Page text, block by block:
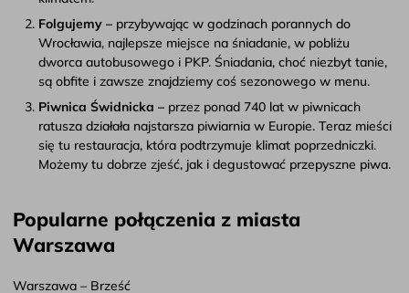
Folgujemy – przybywając w godzinach porannych do
Wrocławia, najlepsze miejsce na śniadanie, w pobliżu
dworca autobusowego i PKP. Śniadania, choć niezbyt tanie,
są obfite i zawsze znajdziemy coś sezonowego w menu.
Piwnica Świdnicka – przez ponad 740 lat w piwnicach
ratusza działała najstarsza piwiarnia w Europie. Teraz mieści
się tu restauracja, która podtrzymuje klimat poprzedniczki.
Możemy tu dobrze zjeść, jak i degustować przepyszne piwa.
Popularne połączenia z miasta
Warszawa
Warszawa – Brześć